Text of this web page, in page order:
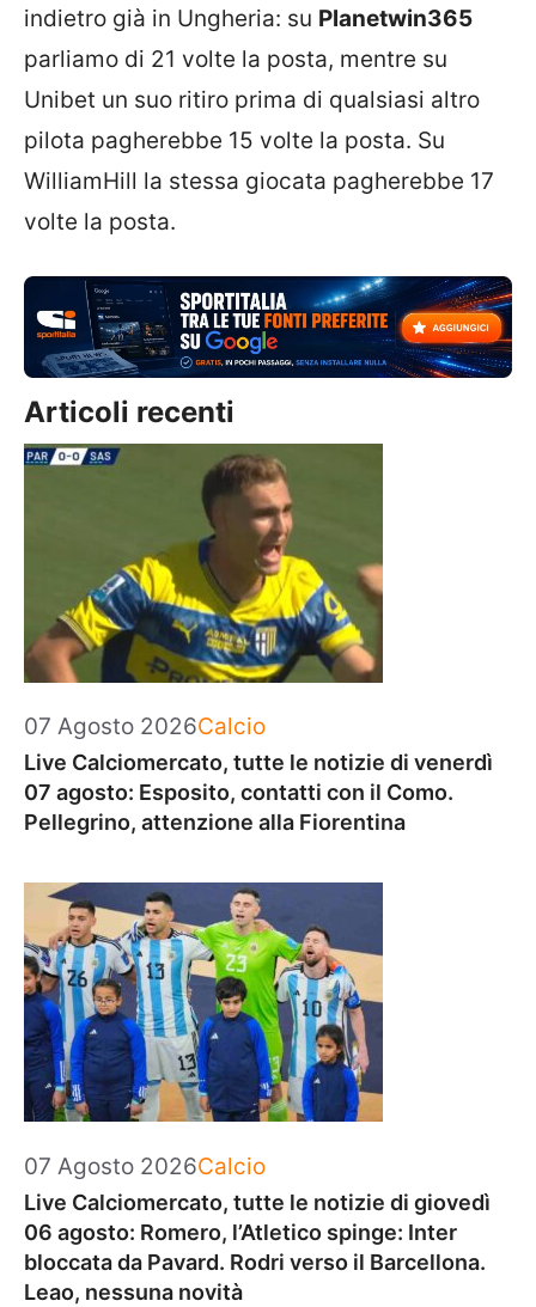
indietro già in Ungheria: su Planetwin365
parliamo di 21 volte la posta, mentre su
Unibet un suo ritiro prima di qualsiasi altro
pilota pagherebbe 15 volte la posta. Su
WilliamHill la stessa giocata pagherebbe 17
volte la posta.
Articoli recenti
07 Agosto 2026Categorie
Calcio
Live Calciomercato, tutte le notizie di venerdì
07 agosto: Esposito, contatti con il Como.
Pellegrino, attenzione alla Fiorentina
07 Agosto 2026Categorie
Calcio
Live Calciomercato, tutte le notizie di giovedì
06 agosto: Romero, l’Atletico spinge: Inter
bloccata da Pavard. Rodri verso il Barcellona.
Leao, nessuna novità